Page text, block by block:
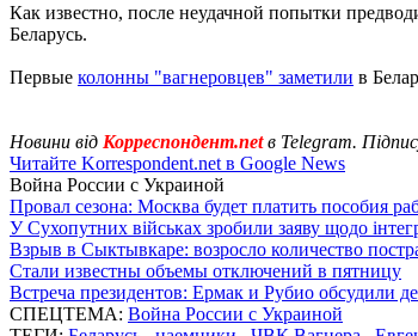
Как известно, после неудачной попытки
Беларусь.
Первые колонны "вагнеровцев" заметили в
Новини від Корреспондент.netв Telegram.
Читайте Korrespondent.net в Google News
Война России с Украиной
Провал сезона: Москва будет платить пособия
У Сухопутних військах зробили заяву щодо
Взрыв в Сыктывкаре: возросло количество
Стали известны объемы отключений в пятницу
Встреча президентов: Ермак и Рубио обсудили
СПЕЦТЕМА: Война России с Украиной